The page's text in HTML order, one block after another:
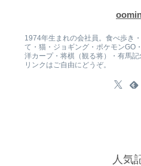
1974年生まれの会社員。食べ歩き
て・猫・ジョギング・ポケモンGO
洋カープ・将棋（観る将）・有馬記
リンクはご自由にどうぞ。
人気